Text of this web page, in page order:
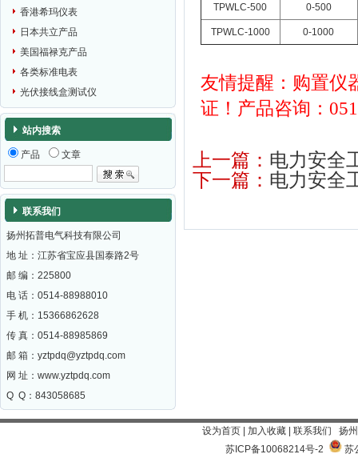
香港希玛仪表
日本共立产品
美国福禄克产品
各类标准电表
光伏接线盒测试仪
站内搜索
产品 文章
联系我们
扬州拓普电气科技有限公司
地 址：江苏省宝应县国泰路2号
邮 编： 225800
电 话：0514-88988010
手 机：15366862628
传 真：0514-88985869
邮 箱： yztpdq@yztpdq.com
网 址： www.yztpdq.com
Q Q：843058685
TPWLC-500 0-500
TPWLC-1000 0-1000
友情提醒：购置仪
证！ 产品咨询：
上一篇： 电力安全
下一篇： 电力安全
设为首页 加入收藏 联系我们 扬
苏ICP备10068214号-2
苏